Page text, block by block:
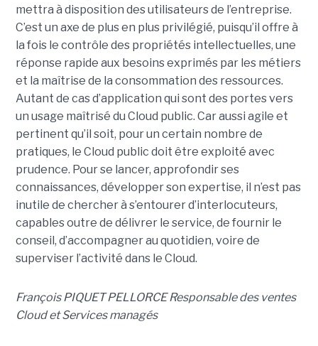
mettra à disposition des utilisateurs de l’entreprise.
C’est un axe de plus en plus privilégié, puisqu’il offre à
la fois le contrôle des propriétés intellectuelles, une
réponse rapide aux besoins exprimés par les métiers
et la maîtrise de la consommation des ressources.
Autant de cas d’application qui sont des portes vers
un usage maîtrisé du Cloud public. Car aussi agile et
pertinent qu’il soit, pour un certain nombre de
pratiques, le Cloud public doit être exploité avec
prudence. Pour se lancer, approfondir ses
connaissances, développer son expertise, il n’est pas
inutile de chercher à s’entourer d’interlocuteurs,
capables outre de délivrer le service, de fournir le
conseil, d’accompagner au quotidien, voire de
superviser l’activité dans le Cloud.
François PIQUET PELLORCE Responsable des ventes
Cloud et Services managés